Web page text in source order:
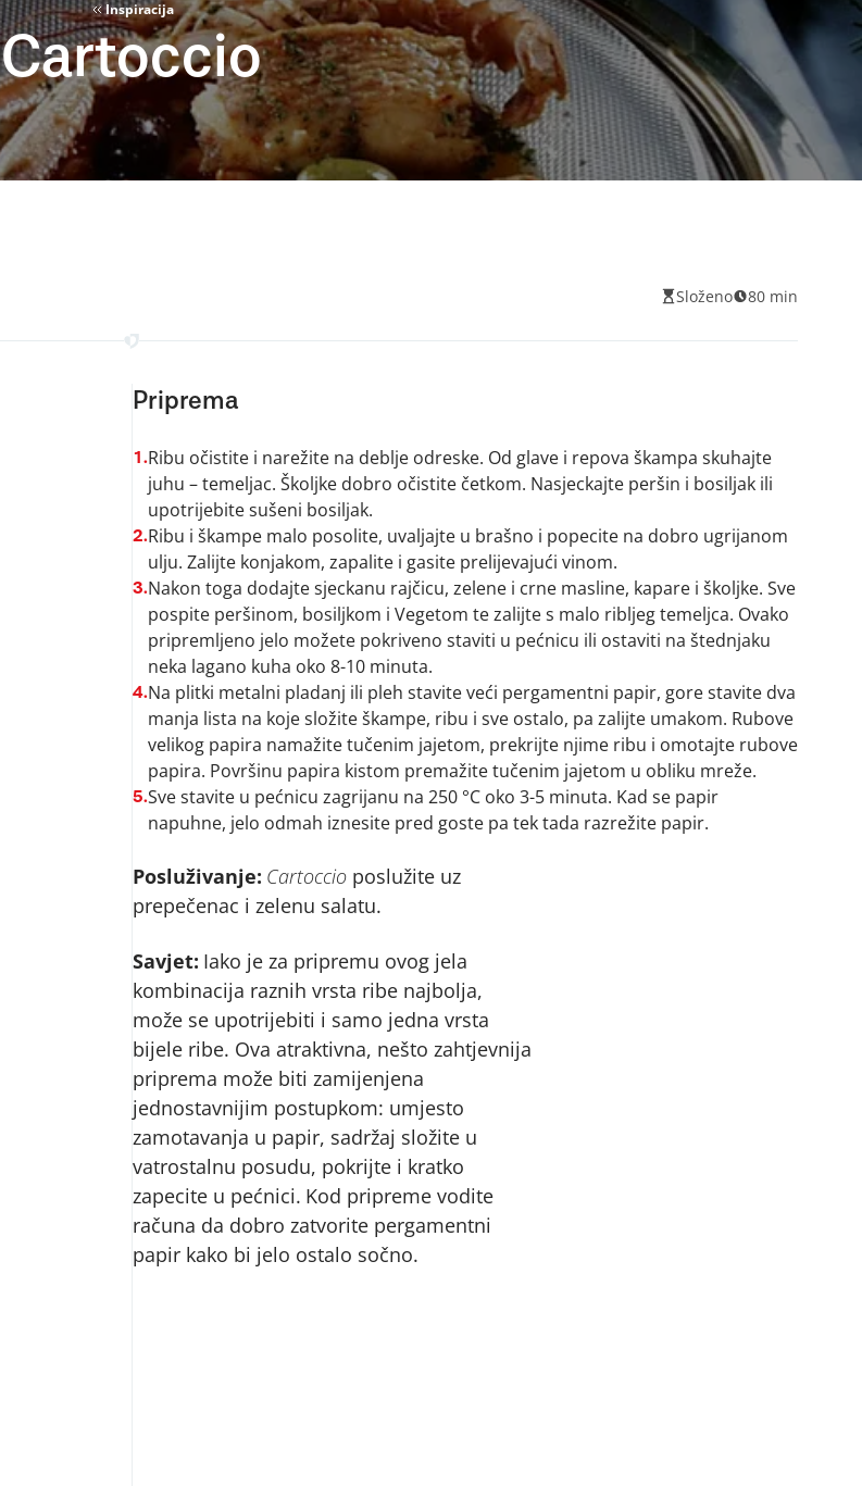
Inspiracija
Cartoccio
Složeno 80 min
Priprema
1.Ribu očistite i narežite na deblje odreske. Od glave i repova škampa skuhajte
juhu – temeljac. Školjke dobro očistite četkom. Nasjeckajte peršin i bosiljak ili
upotrijebite sušeni bosiljak.
2.Ribu i škampe malo posolite, uvaljajte u brašno i popecite na dobro ugrijanom
ulju. Zalijte konjakom, zapalite i gasite prelijevajući vinom.
3.Nakon toga dodajte sjeckanu rajčicu, zelene i crne masline, kapare i školjke. Sve
pospite peršinom, bosiljkom i Vegetom te zalijte s malo ribljeg temeljca. Ovako
pripremljeno jelo možete pokriveno staviti u pećnicu ili ostaviti na štednjaku
neka lagano kuha oko 8-10 minuta.
4.Na plitki metalni pladanj ili pleh stavite veći pergamentni papir, gore stavite dva
manja lista na koje složite škampe, ribu i sve ostalo, pa zalijte umakom. Rubove
velikog papira namažite tučenim jajetom, prekrijte njime ribu i omotajte rubove
papira. Površinu papira kistom premažite tučenim jajetom u obliku mreže.
5.Sve stavite u pećnicu zagrijanu na 250 °C oko 3-5 minuta. Kad se papir
napuhne, jelo odmah iznesite pred goste pa tek tada razrežite papir.
Posluživanje: Cartoccioposlužite uz
prepečenac i zelenu salatu.
Savjet: Iako je za pripremu ovog jela
kombinacija raznih vrsta ribe najbolja,
može se upotrijebiti i samo jedna vrsta
bijele ribe. Ova atraktivna, nešto zahtjevnija
priprema može biti zamijenjena
jednostavnijim postupkom: umjesto
zamotavanja u papir, sadržaj složite u
vatrostalnu posudu, pokrijte i kratko
zapecite u pećnici. Kod pripreme vodite
računa da dobro zatvorite pergamentni
papir kako bi jelo ostalo sočno.